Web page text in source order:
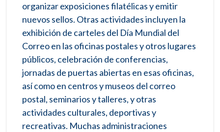
organizar exposiciones filatélicas y emitir
nuevos sellos. Otras actividades incluyen la
exhibición de carteles del Día Mundial del
Correo en las oficinas postales y otros lugares
públicos, celebración de conferencias,
jornadas de puertas abiertas en esas oficinas,
así como en centros y museos del correo
postal, seminarios y talleres, y otras
actividades culturales, deportivas y
recreativas. Muchas administraciones